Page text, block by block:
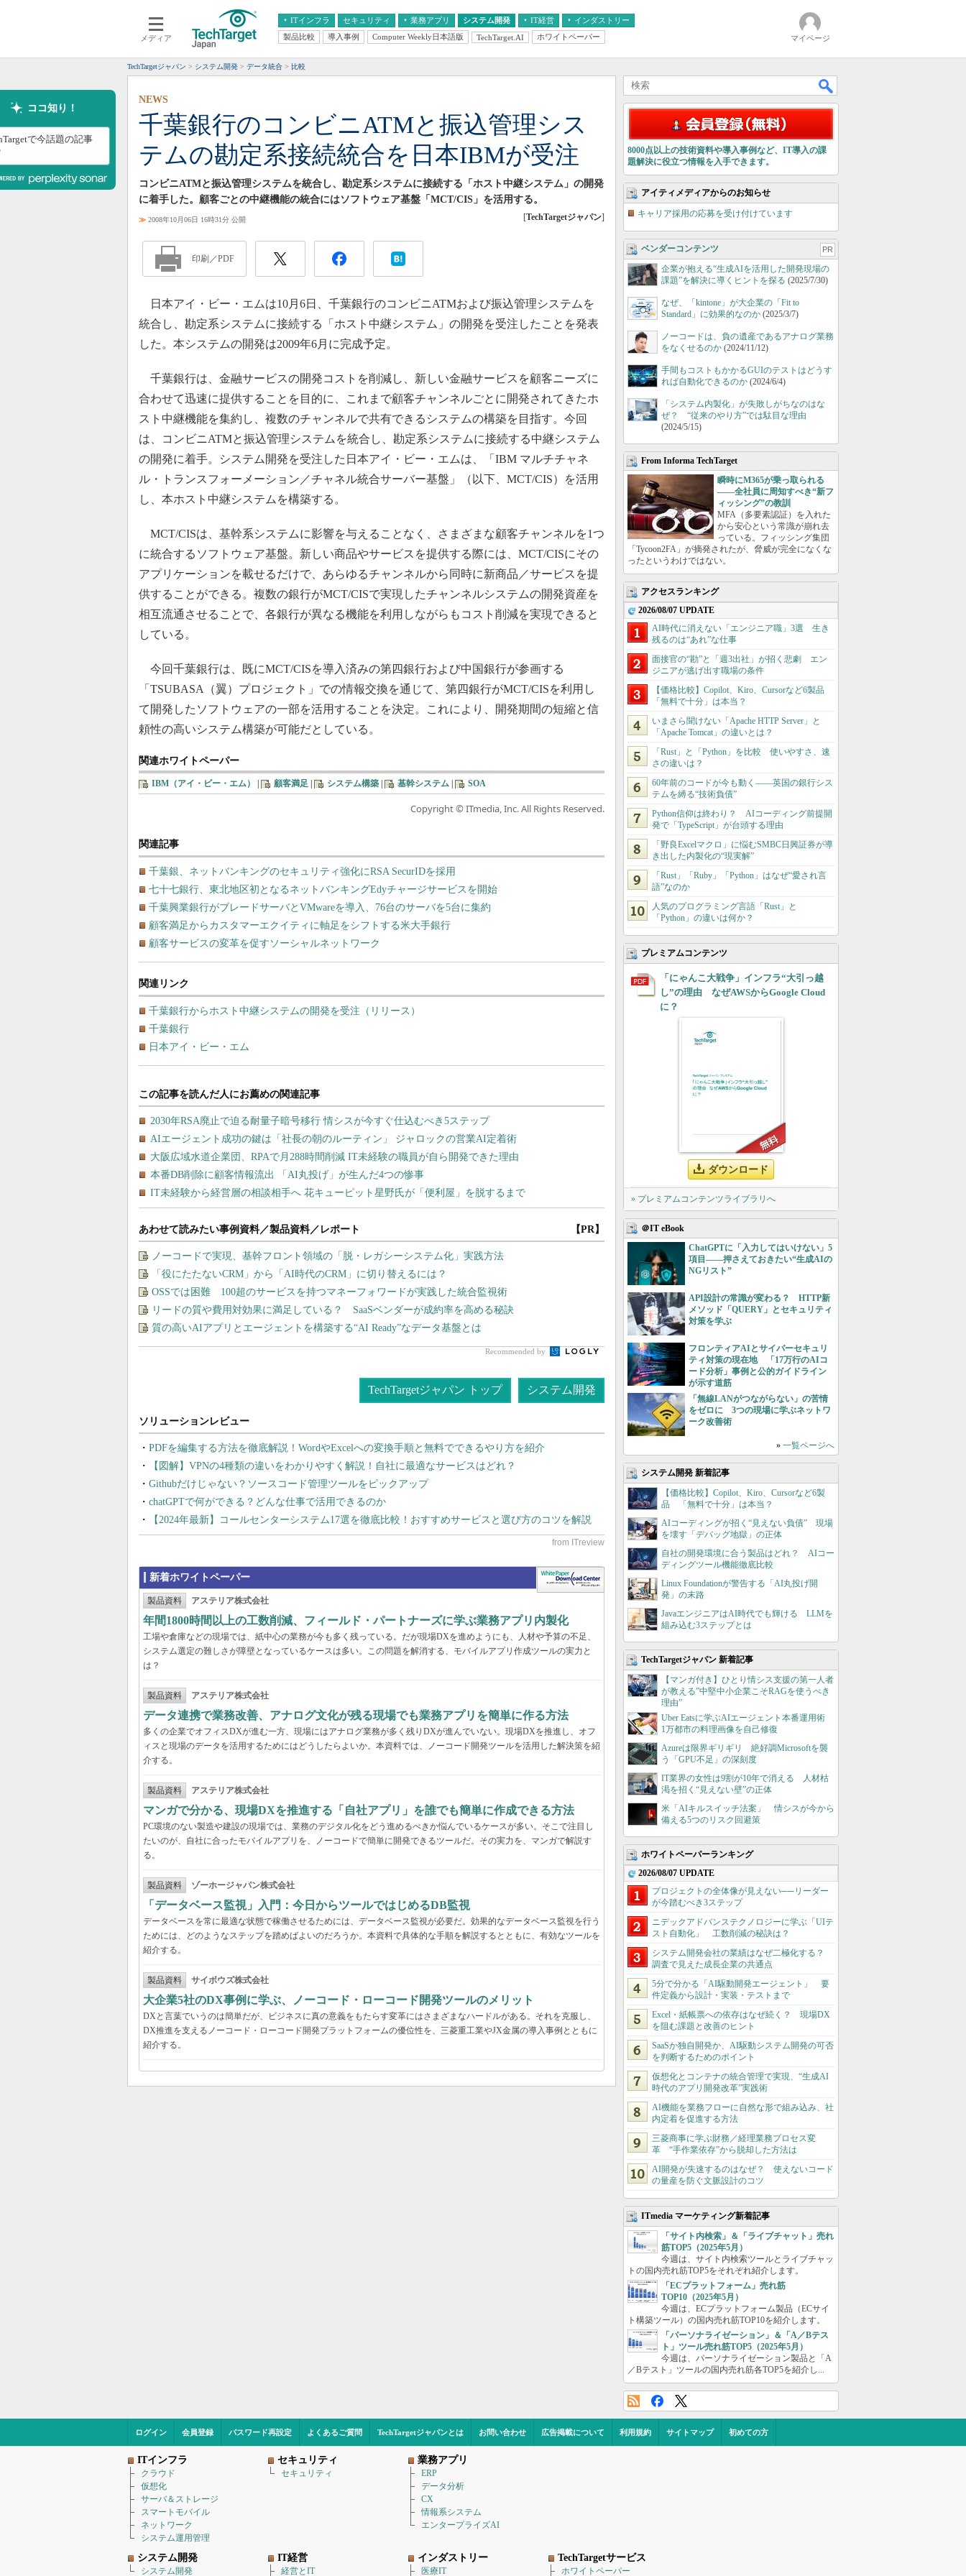
メディア
ITインフラ
クラウド
スマートモバイル
ネットワーク
システム運用管理
セキュリティ 業務アプリ
エンタープライズAI
ERP
情報系システム
システム開発 IT経営
経営とIT
インダストリー
医療IT
製品比較 導入事例 Computer Weekly日本語版 TechTarget.AI ホワイトペーパー マイページ
TechTargetジャパン システム開発 データ統合 比較
ココ知り！
で今話題の記事
千葉銀行のコンビニATMと振込管理シス
テムの勘定系接続統合を日本IBMが受注
NEWS
コンビニATMと振込管理システムを統合し、勘定系システムに接続する「ホスト中継システム」の開発
に着手した。顧客ごとの中継機能の統合にはソフトウェア基盤「MCT/CIS」を活用する。
≫ 2008年10月06日 16時31分 公開 [TechTargetジャパン]
印刷／PDF
日本アイ・ビー・エムは10月6日、千葉銀行のコンビニATMおよび振込管理システムを
統合し、勘定系システムに接続する「ホスト中継システム」の開発を受注したことを発表
した。本システムの開発は2009年6月に完成予定。
千葉銀行は、金融サービスの開発コストを削減し、新しい金融サービスを顧客ニーズに
合わせて迅速に提供することを目的に、これまで顧客チャンネルごとに開発されてきたホ
スト中継機能を集約し、複数のチャンネルで共有できるシステムの構築を目指す。今回
は、コンビニATMと振込管理システムを統合し、勘定系システムに接続する中継システム
の開発に着手。システム開発を受注した日本アイ・ビー・エムは、「IBM マルチチャネ
ル・トランスフォーメーション／チャネル統合サーバー基盤」（以下、MCT/CIS）を活用
し、本ホスト中継システムを構築する。
MCT/CISは、基幹系システムに影響を与えることなく、さまざまな顧客チャンネルを1つ
に統合するソフトウェア基盤。新しい商品やサービスを提供する際には、MCT/CISにその
アプリケーションを載せるだけで、あらゆるチャンネルから同時に新商品／サービスを提
供することができる。複数の銀行がMCT/CISで実現したチャンネルシステムの開発資産を
相互流通させることで、各銀行が異なる機能を利用しながらもコスト削減を実現できると
している。
今回千葉銀行は、既にMCT/CISを導入済みの第四銀行および中国銀行が参画する
「TSUBASA（翼）プロジェクト」での情報交換を通じて、第四銀行がMCT/CISを利用し
て開発したソフトウェアの一部を活用することを決定。これにより、開発期間の短縮と信
頼性の高いシステム構築が可能だとしている。
関連ホワイトペーパー
IBM（アイ・ビー・エム） 顧客満足 システム構築 基幹システム SOA
Copyright © ITmedia, Inc. All Rights Reserved.
関連記事
千葉銀、ネットバンキングのセキュリティ強化にRSA SecurIDを採用
七十七銀行、東北地区初となるネットバンキングEdyチャージサービスを開始
千葉興業銀行がブレードサーバとVMwareを導入、76台のサーバを5台に集約
顧客満足からカスタマーエクイティに軸足をシフトする米大手銀行
顧客サービスの変革を促すソーシャルネットワーク
関連リンク
千葉銀行からホスト中継システムの開発を受注（リリース）
千葉銀行
日本アイ・ビー・エム
あわせて読みたい事例資料／製品資料／レポート 【PR】
ノーコードで実現、基幹フロント領域の「脱・レガシーシステム化」実践方法
「役にたたないCRM」から「AI時代のCRM」に切り替えるには？
OSSでは困難 100超のサービスを持つマネーフォワードが実践した統合監視術
リードの質や費用対効果に満足している？ SaaSベンダーが成約率を高める秘訣
質の高いAIアプリとエージェントを構築する“AI Ready”なデータ基盤とは
Recommended by
TechTargetジャパン トップ システム開発
PDFを編集する方法を徹底解説！WordやExcelへの変換手順と無料でできるやり方を紹介
【図解】VPNの4種類の違いをわかりやすく解説！自社に最適なサービスはどれ？
Githubだけじゃない？ソースコード管理ツールをピックアップ
chatGPTで何ができる？どんな仕事で活用できるのか
【2024年最新】コールセンターシステム17選を徹底比較！おすすめサービスと選び方のコツを解説
新着ホワイトペーパー
製品資料 アステリア株式会社
年間1800時間以上の工数削減、フィールド・パートナーズに学ぶ業務アプリ内製化
工場や倉庫などの現場では、紙中心の業務が今も多く残っている。だが現場DXを進めようにも、人材や予算の不足、
システム選定の難しさが障壁となっているケースは多い。この問題を解消する、モバイルアプリ作成ツールの実力と
は？
製品資料 アステリア株式会社
データ連携で業務改善、アナログ文化が残る現場でも業務アプリを簡単に作る方法
多くの企業でオフィスDXが進む一方、現場にはアナログ業務が多く残りDXが進んでいない。現場DXを推進し、オフ
ィスと現場のデータを活用するためにはどうしたらよいか。本資料では、ノーコード開発ツールを活用した解決策を紹
介する。
製品資料 アステリア株式会社
マンガで分かる、現場DXを推進する「自社アプリ」を誰でも簡単に作成できる方法
PC環境のない製造や建設の現場では、業務のデジタル化をどう進めるべきか悩んでいるケースが多い。そこで注目し
たいのが、自社に合ったモバイルアプリを、ノーコードで簡単に開発できるツールだ。その実力を、マンガで解説す
る。
製品資料 ゾーホージャパン株式会社
「データベース監視」入門：今日からツールではじめるDB監視
データベースを常に最適な状態で稼働させるためには、データベース監視が必要だ。効果的なデータベース監視を行う
ためには、どのようなステップを踏めばよいのだろうか。本資料で具体的な手順を解説するとともに、有効なツールを
紹介する。
製品資料 サイボウズ株式会社
大企業5社のDX事例に学ぶ、ノーコード・ローコード開発ツールのメリット
DXと言葉でいうのは簡単だが、ビジネスに真の意義をもたらす変革にはさまざまなハードルがある。それを克服し、
DX推進を支えるノーコード・ローコード開発プラットフォームの優位性を、三菱重工業やJX金属の導入事例とともに
紹介する。
8000点以上の技術資料や導入事例など、IT導入の課
題解決に役立つ情報を入手できます。
アイティメディアからのお知らせ
キャリア採用の応募を受け付けています
ベンダーコンテンツ PR
企業が抱える“生成AIを活用した開発現場の
課題”を解決に導くヒントを探る (2025/7/30)
なぜ、「kintone」が大企業の「Fit to
Standard」に効果的なのか (2025/3/7)
ノーコードは、負の遺産であるアナログ業務
をなくせるのか (2024/11/12)
手間もコストもかかるGUIのテストはどうす
れば自動化できるのか (2024/6/4)
「システム内製化」が失敗しがちなのはな
ぜ？ “従来のやり方”では駄目な理由
(2024/5/15)
From Informa TechTarget
瞬時にM365が乗っ取られる
――全社員に周知すべき“新フ
ィッシング”の教訓
MFA（多要素認証）を入れた
から安心という常識が崩れ去
っている。フィッシング集団
「Tycoon2FA」が摘発されたが、脅威が完全になくな
ったというわけではない。
アクセスランキング
2026/08/07 UPDATE
AI時代に消えない「エンジニア職」3選 生き
残るのは“あれ”な仕事
面接官の“勘”と「週3出社」が招く悲劇 エン
ジニアが逃げ出す職場の条件
【価格比較】Copilot、Kiro、Cursorなど6製品
「無料で十分」は本当？
いまさら聞けない「Apache HTTP Server」と
「Apache Tomcat」の違いとは？
「Rust」と「Python」を比較 使いやすさ、速
さの違いは？
60年前のコードが今も動く――英国の銀行シス
テムを縛る“技術負債”
Python信仰は終わり？ AIコーディング前提開
発で「TypeScript」が台頭する理由
「野良Excelマクロ」に悩むSMBC日興証券が導
き出した内製化の“現実解”
「Rust」「Ruby」「Python」はなぜ“愛され言
語”なのか
人気のプログラミング言語「Rust」と
「Python」の違いは何か？
プレミアムコンテンツ
「にゃんこ大戦争」インフラ“大引っ越
し”の理由 なぜAWSからGoogle Cloud
に？
ダウンロード
» プレミアムコンテンツライブラリへ
＠IT eBook
ChatGPTに「入力してはいけない」5
項目――押さえておきたい“生成AIの
NGリスト”
API設計の常識が変わる？ HTTP新
メソッド「QUERY」とセキュリティ
対策を学ぶ
フロンティアAIとサイバーセキュリ
ティ対策の現在地 「17万行のAIコ
ード分析」事例と公的ガイドライン
が示す道筋
「無線LANがつながらない」の苦情
をゼロに 3つの現場に学ぶネットワ
ーク改善術
» 一覧ページへ
システム開発 新着記事
【価格比較】Copilot、Kiro、Cursorなど6製
品 「無料で十分」は本当？
AIコーディングが招く“見えない負債” 現場
を壊す「デバッグ地獄」の正体
自社の開発環境に合う製品はどれ？ AIコー
ディングツール機能徹底比較
Linux Foundationが警告する「AI丸投げ開
発」の末路
JavaエンジニアはAI時代でも輝ける LLMを
組み込む3ステップとは
TechTargetジャパン 新着記事
【マンガ付き】ひとり情シス支援の第一人者
が教える”中堅中小企業こそRAGを使うべき
理由”
Uber Eatsに学ぶAIエージェント本番運用術
1万都市の料理画像を自己修復
Azureは限界ギリギリ 絶好調Microsoftを襲
う「GPU不足」の深刻度
IT業界の女性は9割が10年で消える 人材枯
渇を招く“見えない壁”の正体
米「AIキルスイッチ法案」 情シスが今から
備える5つのリスク回避策
ホワイトペーパーランキング
2026/08/07 UPDATE
プロジェクトの全体像が見えない──リーダー
が今踏むべき3ステップ
ニデックアドバンステクノロジーに学ぶ「UIテ
スト自動化」 工数削減の秘訣は？
システム開発会社の業績はなぜ二極化する？
調査で見えた成長企業の共通点
5分で分かる「AI駆動開発エージェント」 要
件定義から設計・実装・テストまで
Excel・紙帳票への依存はなぜ続く？ 現場DX
を阻む課題と改善のヒント
SaaSか独自開発か、AI駆動システム開発の可否
を判断するためのポイント
仮想化とコンテナの統合管理で実現、“生成AI
時代のアプリ開発改革”実践術
AI機能を業務フローに自然な形で組み込み、社
内定着を促進する方法
三菱商事に学ぶ財務／経理業務プロセス変
革 “手作業依存”から脱却した方法は
AI開発が失速するのはなぜ？ 使えないコード
の量産を防ぐ文脈設計のコツ
ITmedia マーケティング新着記事
「サイト内検索」＆「ライブチャット」売れ
筋TOP5（2025年5月）
今週は、サイト内検索ツールとライブチャッ
トの国内売れ筋TOP5をそれぞれ紹介します。
「ECプラットフォーム」売れ筋
TOP10（2025年5月）
今週は、ECプラットフォーム製品（ECサイ
ト構築ツール）の国内売れ筋TOP10を紹介します。
「パーソナライゼーション」＆「A／Bテス
ト」ツール売れ筋TOP5（2025年5月）
今週は、パーソナライゼーション製品と「A
／Bテスト」ツールの国内売れ筋各TOP5を紹介し...
ログイン 会員登録 パスワード再設定 よくあるご質問 TechTargetジャパンとは お問い合わせ 広告掲載について 利用規約 サイトマップ 初めての方
ITインフラ
クラウド
仮想化
サーバ＆ストレージ
スマートモバイル
ネットワーク
システム運用管理
セキュリティ
セキュリティ
業務アプリ
ERP
データ分析
CX
情報系システム
エンタープライズAI
システム開発
システム開発
IT経営
経営とIT
インダストリー
医療IT
TechTargetサービス
ホワイトペーパー